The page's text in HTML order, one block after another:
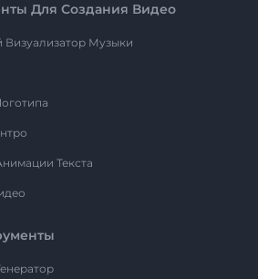
Для Создания Видео
Визуализатор Музыки
Текста